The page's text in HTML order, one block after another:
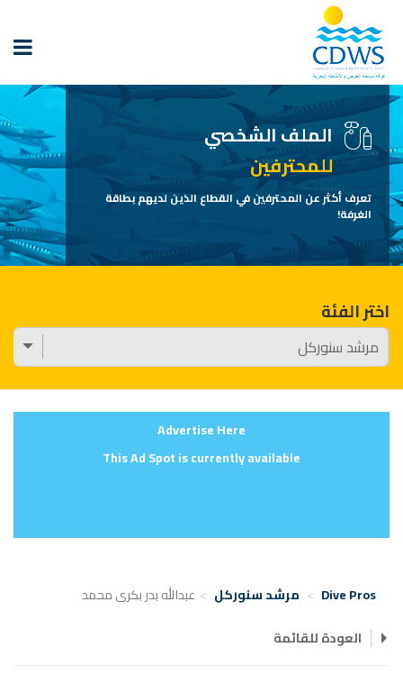
الملف الشخصي
للمحترفين
تعرف أكثر عن المحترفين في القطاع الذين لديهم بطاقة
الغرفة!
اختر الفئة
Advertise Here
This Ad Spot is currently available
Dive Pros مرشد سنوركل
عبدالله بدر بكرى محمد
العودة للقائمة